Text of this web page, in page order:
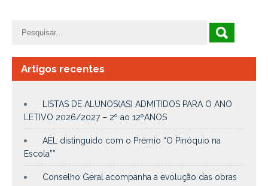
Artigos recentes
LISTAS DE ALUNOS(AS) ADMITIDOS PARA O ANO
LETIVO 2026/2027 – 2º ao 12ºANOS
AEL distinguido com o Prémio “O Pinóquio na
Escola””
Conselho Geral acompanha a evolução das obras